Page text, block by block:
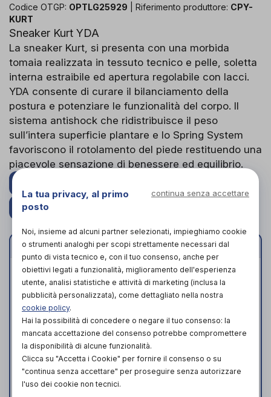
Codice OTGP: OPTLG25929 Riferimento produttore: CPY-
KURT
Sneaker Kurt YDA
La sneaker Kurt, si presenta con una morbida
tomaia realizzata in tessuto tecnico e pelle, soletta
interna estraibile ed apertura regolabile con lacci.
YDA consente di curare il bilanciamento della
postura e potenziare le funzionalità del corpo. Il
sistema antishock che ridistribuisce il peso
sull’intera superficie plantare e lo Spring System
favoriscono il rotolamento del piede restituendo una
piacevole sensazione di benessere ed equilibrio.
ACQUISTA ONLINE DA
SPEDIZIONE GRATIS IN TUTTA ITALIA
Caratteristiche
Altezza tacco 130 mm
Plantare in eva removibile
Punto di rotolamento anticipato
Contrafforte stabilizzante e imbottito
Tomaia in pelle morbida con fodera
protettiva
Fondo SPRING SYSTEM® per performance
propulsive
Intersuola con biogelly system shock
La tua privacy, al primo
posto
continua senza accettare
Noi, insieme ad alcuni partner selezionati, impieghiamo cookie
o strumenti analoghi per scopi strettamente necessari dal
punto di vista tecnico e, con il tuo consenso, anche per
obiettivi legati a funzionalità, miglioramento dell'esperienza
utente, analisi statistiche e attività di marketing (inclusa la
pubblicità personalizzata), come dettagliato nella nostra
cookie policy.
Hai la possibilità di concedere o negare il tuo consenso: la
mancata accettazione del consenso potrebbe compromettere
la disponibilità di alcune funzionalità.
Clicca su "Accetta i Cookie" per fornire il consenso o su
"continua senza accettare" per proseguire senza autorizzare
l'uso dei cookie non tecnici.